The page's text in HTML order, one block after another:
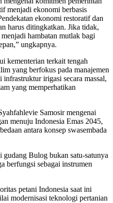
menjadi ekonomi berbasis
ekonomi restoratif dan
harus ditingkatkan. Jika tidak,
hambatan mutlak bagi
ungkapnya.
kementerian terkait tengah
yang berfokus pada manajemen
irigasi secara massal,
yang memperhatikan
Samosir mengenai
menuju Indonesia Emas 2045,
antara konsep swasembada
gudang Bulog bukan satu-satunya
berfungsi sebagai instrumen
petani Indonesia saat ini
modernisasi teknologi pertanian